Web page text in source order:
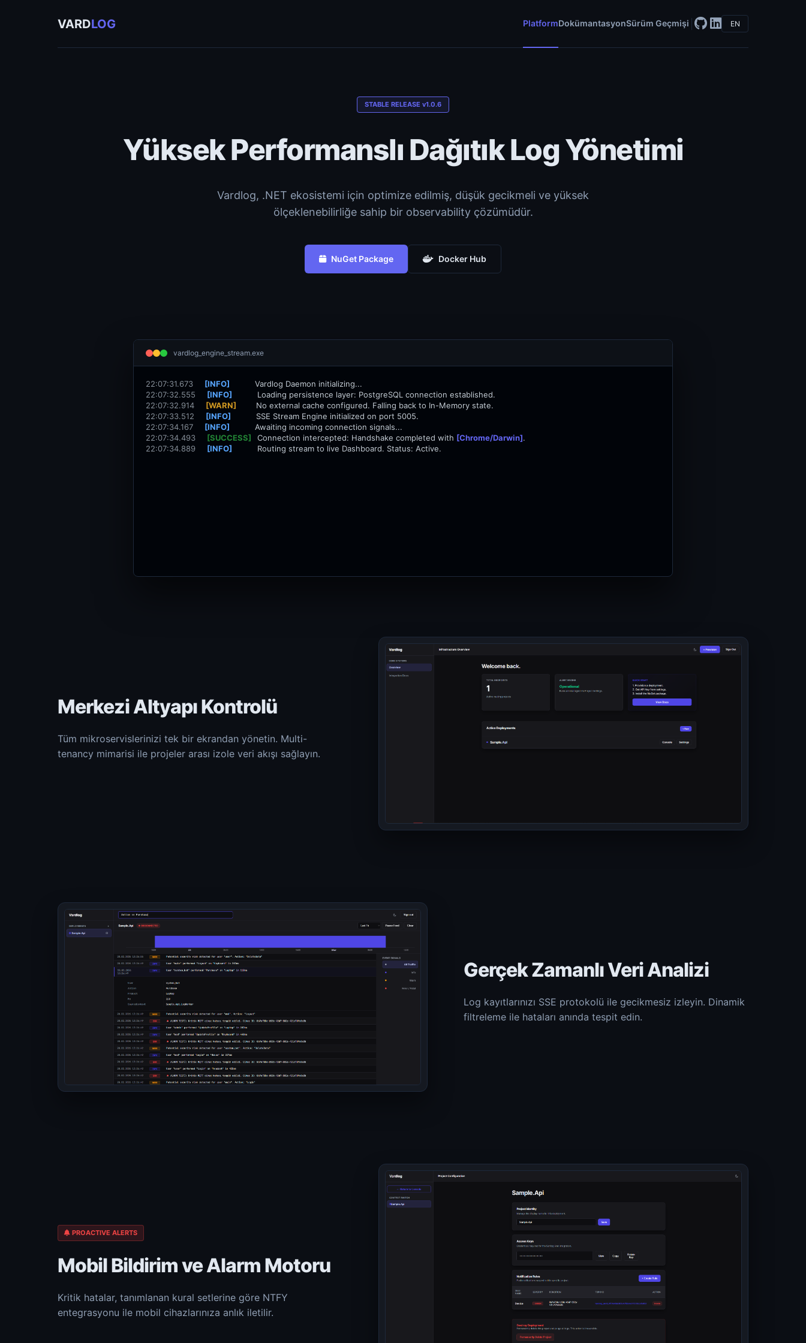
VARDLOG PlatformDokümantasyonSürüm Geçmişi EN
STABLE RELEASE v1.0.6
Yüksek Performanslı Dağıtık Log Yönetimi
Vardlog, .NET ekosistemi için optimize edilmiş, düşük gecikmeli ve yüksek
ölçeklenebilirliğe sahip bir observability çözümüdür.
NuGet Package Docker Hub
vardlog_engine_stream.exe
22:07:31.673 [INFO]
Vardlog Daemon initializing...
22:07:32.555
[INFO]
Loading persistence layer: PostgreSQL connection established.
22:07:32.914
[WARN]
No external cache configured. Falling back to In-Memory state.
22:07:33.512
[INFO]
SSE Stream Engine initialized on port 5005.
22:07:34.167
[INFO]
Awaiting incoming connection signals...
22:07:34.493
[SUCCESS] Connection intercepted: Handshake completed with [Chrome/Darwin].
22:07:34.889
[INFO] Routing stream to live Dashboard. Status: Active.
Merkezi Altyapı Kontrolü
Tüm mikroservislerinizi tek bir ekrandan yönetin. Multi-
tenancy mimarisi ile projeler arası izole veri akışı sağlayın.
Gerçek Zamanlı Veri Analizi
Log kayıtlarınızı SSE protokolü ile gecikmesiz izleyin. Dinamik
filtreleme ile hataları anında tespit edin.
PROACTIVE ALERTS
Mobil Bildirim ve Alarm Motoru
Kritik hatalar, tanımlanan kural setlerine göre NTFY
entegrasyonu ile mobil cihazlarınıza anlık iletilir.